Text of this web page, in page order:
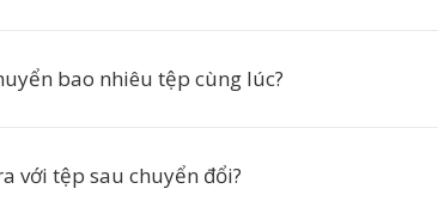
bao nhiêu tệp cùng lúc?
với tệp sau chuyển đổi?